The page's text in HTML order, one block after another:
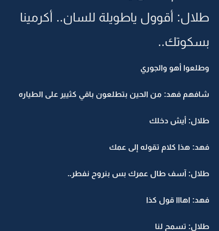
طلال: أقوول ياطويلة للسان.. أكرمينا
بسكوتك..
وطلعوا أهو والجوري
شافهم فهد: من الحين بتطلعون باقي كثيير على الطياره
طلال: أيش دخلك
فهد: هذا كلام تقوله إلى عمك
طلال: آسف طال عمرك بس بنروح نفطر..
فهد: اهااا قول كذا
طلال: تسمح لنا